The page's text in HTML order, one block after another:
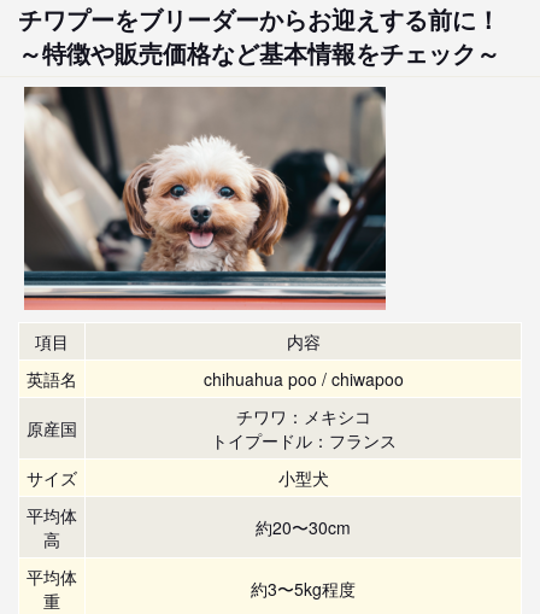
チワプーをブリーダーからお迎えする前に！
～特徴や販売価格など基本情報をチェック～
項目
内容
英語名
chihuahua poo / chiwapoo
原産国
チワワ：メキシコ
トイプードル：フランス
サイズ
小型犬
平均体
高
約20〜30cm
平均体
重
約3〜5kg程度